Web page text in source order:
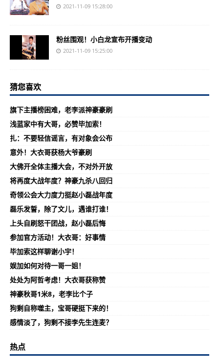
2021-11-09 15:28:00
粉丝围观！小白龙宣布开播变动
2021-11-09 15:25:00
猜您喜欢
旗下主播榜困难，老李派神豪豪刷
浅蓝家中有大哥，必赞毕加索！
扎：不要轻信谣言，有对象会公布
意外！大衣哥获杨大爷豪刷
大佛开全体主播大会，不对外开放
将再度大战年度？神豪九杀八回归
奇领公会大力度力挺赵小磊战年度
磊乐发誓，除了文儿，遇谁打谁！
上头自刷怒干团战，赵小磊后悔
参加官方活动！大衣哥：好事情
毕加索这样聊谢小宇！
娱加如何对待一哥一姐！
处处为阿哲考虑！大衣哥获称赞
神豪秋哥1米8，老李比个子
狗剩自称噬主，宝哥硬挺下来的！
感情淡了，狗剩不接李先生连麦？
热点